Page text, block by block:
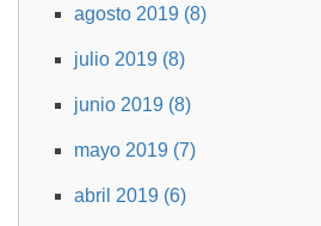
agosto 2019 (8)
julio 2019 (8)
junio 2019 (8)
mayo 2019 (7)
abril 2019 (6)